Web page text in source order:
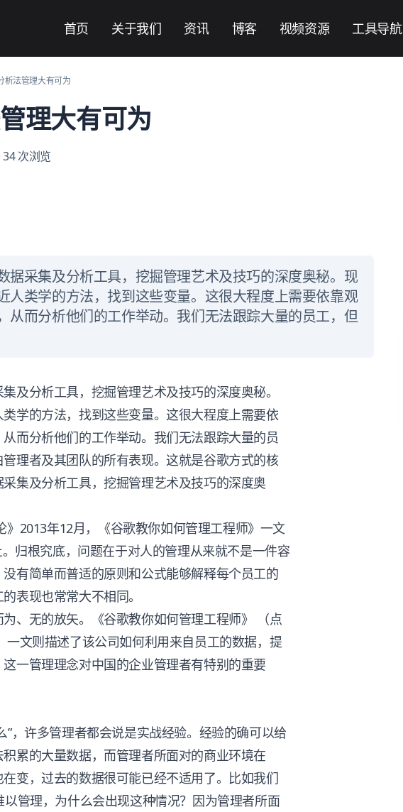
首页 关于我们 资讯 博客 视频资源 工具导航
析法管理大有可为
理大有可为
34 次浏览
据采集及分析工具，挖掘管理艺术及技巧的深度奥秘。现
人类学的方法，找到这些变量。这很大程度上需要依靠观
从而分析他们的工作举动。我们无法跟踪大量的员工，但
及分析工具，挖掘管理艺术及技巧的深度奥秘。
学的方法，找到这些变量。这很大程度上需要依
而分析他们的工作举动。我们无法跟踪大量的员
理者及其团队的所有表现。这就是谷歌方式的核
集及分析工具，挖掘管理艺术及技巧的深度奥
2013年12月，《谷歌教你如何管理工程师》一文
归根究底，问题在于对人的管理从来就不是一件容
有简单而普适的原则和公式能够解释每个员工的
表现也常常大不相同。
、无的放矢。《谷歌教你如何管理工程师》 （点
一文则描述了该公司如何利用来自员工的数据，提
一管理理念对中国的企业管理者有特别的重要
”，许多管理者都会说是实战经验。经验的确可以给
累的大量数据，而管理者所面对的商业环境在
变，过去的数据很可能已经不适用了。比如我们
管理，为什么会出现这种情况？因为管理者所面